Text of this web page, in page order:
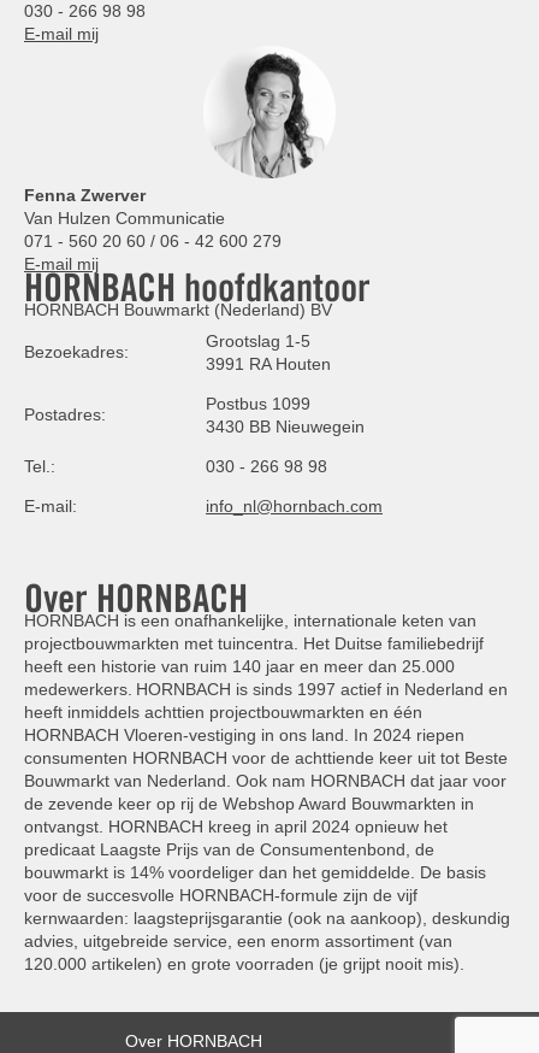
030 - 266 98 98
E-mail mij
Fenna Zwerver
Van Hulzen Communicatie
071 - 560 20 60 / 06 - 42 600 279
E-mail mij
HORNBACH hoofdkantoor
HORNBACH Bouwmarkt (Nederland) BV
Bezoekadres:
Grootslag 1-5
3991 RA Houten
Postadres:
Postbus 1099
3430 BB Nieuwegein
Tel.: 030 - 266 98 98
E-mail: info_nl@hornbach.com
Over HORNBACH
HORNBACH is een onafhankelijke, internationale keten van
projectbouwmarkten met tuincentra. Het Duitse familiebedrijf
heeft een historie van ruim 140 jaar en meer dan 25.000
medewerkers. HORNBACH is sinds 1997 actief in Nederland en
heeft inmiddels achttien projectbouwmarkten en één
HORNBACH Vloeren-vestiging in ons land. In 2024 riepen
consumenten HORNBACH voor de achttiende keer uit tot Beste
Bouwmarkt van Nederland. Ook nam HORNBACH dat jaar voor
de zevende keer op rij de Webshop Award Bouwmarkten in
ontvangst. HORNBACH kreeg in april 2024 opnieuw het
predicaat Laagste Prijs van de Consumentenbond, de
bouwmarkt is 14% voordeliger dan het gemiddelde. De basis
voor de succesvolle HORNBACH-formule zijn de vijf
kernwaarden: laagsteprijsgarantie (ook na aankoop), deskundig
advies, uitgebreide service, een enorm assortiment (van
120.000 artikelen) en grote voorraden (je grijpt nooit mis).
Over HORNBACH